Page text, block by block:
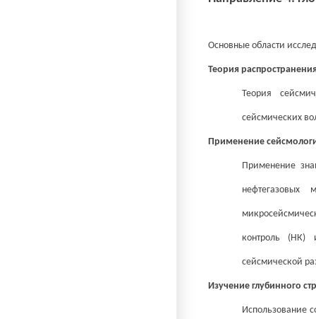
Основные области
Теория
Теория
сейсмических
Применение
Применение
нефтегазовых
контроль (НК)
сейсмической
Изучение глубинного
Использование